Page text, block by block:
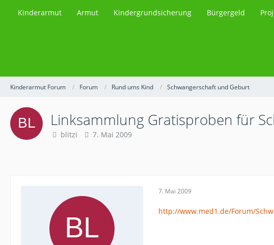
Kinderarmut Armut Kindergrundsicherung Bürgergeld
Kinderarmut Forum Forum Rund ums Kind Schwangerschaft und Geburt
Linksammlung Gratisproben für
blitzi 7. Mai 2009
7. Mai 2009
http://www.med1.de/Forum/